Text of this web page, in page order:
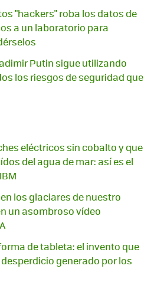
"hackers" roba los datos de
a un laboratorio para
Putin sigue utilizando
los riesgos de seguridad que
eléctricos sin cobalto y que
del agua de mar: así es el
los glaciares de nuestro
un asombroso vídeo
de tableta: el invento que
generado por los